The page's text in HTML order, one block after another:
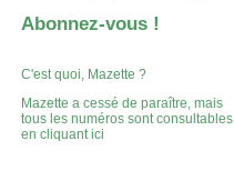
Abonnez-vous !
C'est quoi, Mazette ?
Mazette a cessé de paraître, mais
tous les numéros sont consultables
en cliquant ici